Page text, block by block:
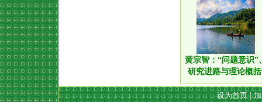
黄宗智：“问题意识”
研究进路与理论概
设为首页|